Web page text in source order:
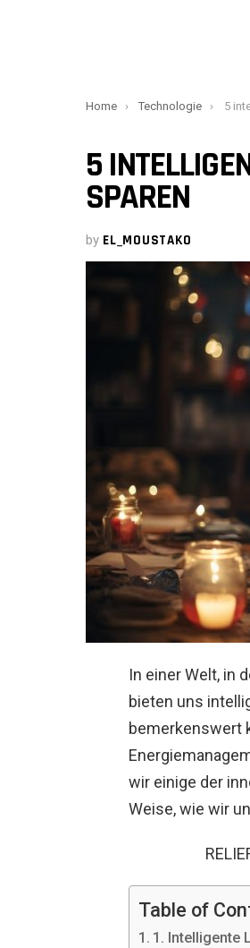
You are here:
Home Technologie 5
5
SPAREN
by EL_MOUSTAKO
In einer Welt, in
bieten uns
bemerkenswert
wir einige der
Weise, wie wir
Table of
1. Intelligente